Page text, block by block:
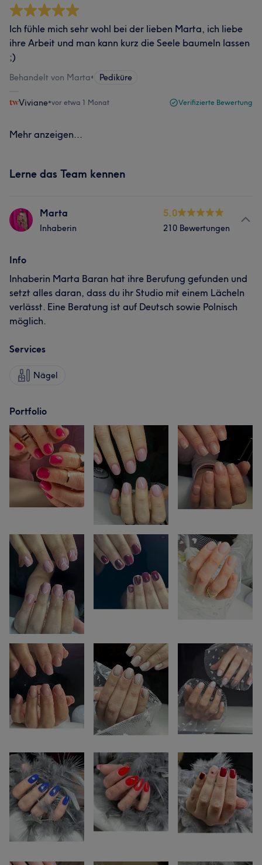
Ich fühle mich sehr wohl bei der lieben Marta, ich liebe
ihre Arbeit und man kann kurz die Seele baumeln lassen
;)
Behandelt von Marta• Pediküre
Viviane•vor etwa 1 Monat Verifizierte Bewertung
Mehr anzeigen...
Lerne das Team kennen
Marta
Inhaberin
5.0
210 Bewertungen
Info
Inhaberin Marta Baran hat ihre Berufung gefunden und
setzt alles daran, dass du ihr Studio mit einem Lächeln
verlässt. Eine Beratung ist auf Deutsch sowie Polnisch
möglich.
Services
Nägel
Portfolio